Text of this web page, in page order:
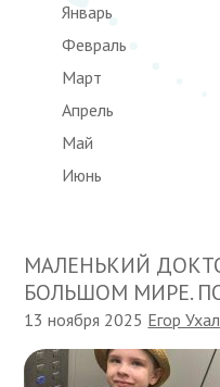
Январь
Февраль
Март
Апрель
Май
Июнь
МАЛЕНЬКИЙ
БОЛЬШОМ МИРЕ.
13 ноября 2025 Егор